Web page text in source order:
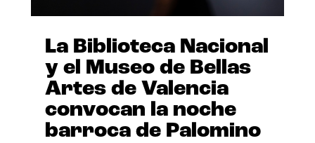
La Biblioteca Nacional
y el Museo de Bellas
Artes de Valencia
convocan la noche
barroca de Palomino